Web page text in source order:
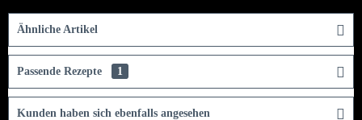
Ähnliche Artikel
Passende Rezepte 1
Kunden haben sich ebenfalls angesehen